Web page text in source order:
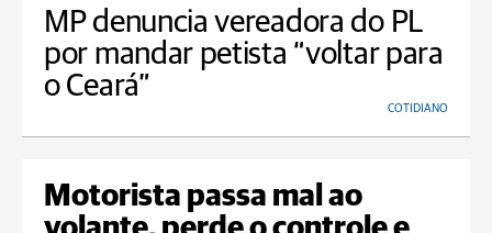
MP denuncia vereadora do PL
por mandar petista “voltar para
o Ceará”
COTIDIANO
Motorista passa mal ao